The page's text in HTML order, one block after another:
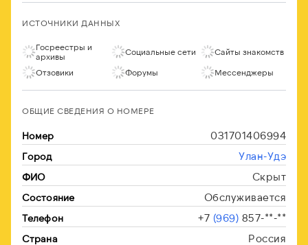
ИСТОЧНИКИ ДАННЫХ
Госреестры и
архивы
Социальные сети Сайты знакомств
Отзовики Форумы Мессенджеры
ОБЩИЕ СВЕДЕНИЯ О НОМЕРЕ
Номер 031701406994
Город Улан-Удэ
ФИО Скрыт
Состояние Обслуживается
Телефон +7 (969) 857-**-**
Страна Россия